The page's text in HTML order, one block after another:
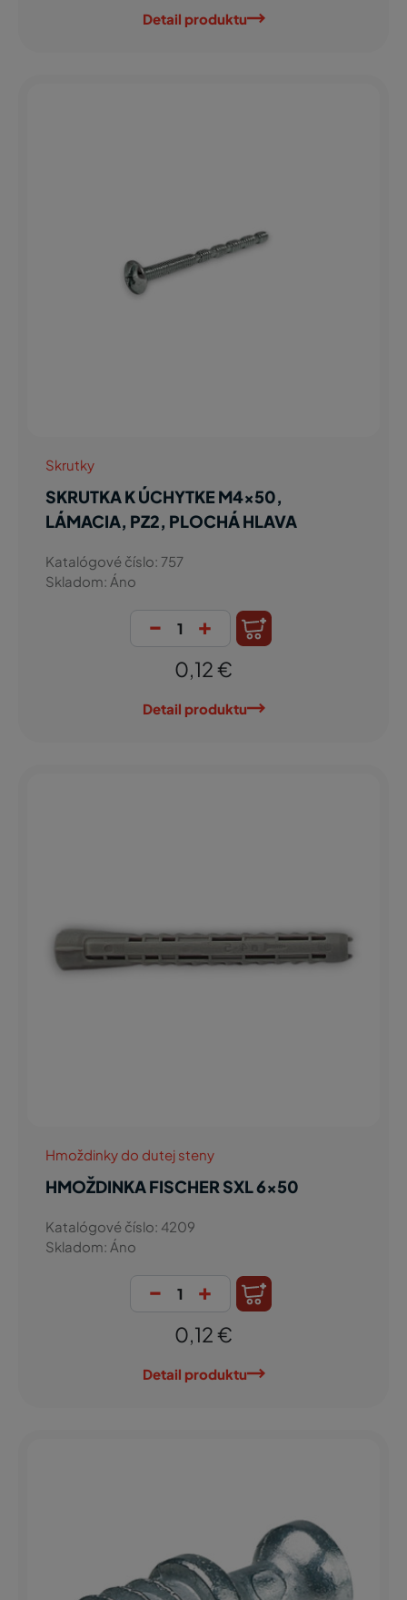
Detail produktu
Skrutky
SKRUTKA K ÚCHYTKE M4x50,
LÁMACIA, PZ2, PLOCHÁ HLAVA
Katalógové číslo: 757
Skladom: Áno
- +
0,12 €
Detail produktu
Hmoždinky do dutej steny
HMOŽDINKA FISCHER SXL 6x50
Katalógové číslo: 4209
Skladom: Áno
- +
0,12 €
Detail produktu